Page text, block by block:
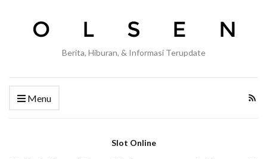
Berita, Hiburan, & Informasi Terupdate
Menu
Slot Online